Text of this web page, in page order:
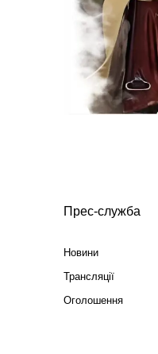
Прес-служба
Новини
Трансляції
Оголошення